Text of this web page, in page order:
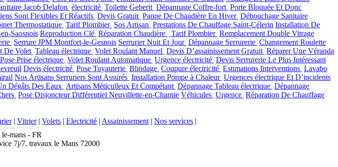
Jacob Delafon électricité Toilette Geberit Dépannage Coffre-fort Porte Bloquée Et Donc
Sont Flexibles Et Réactifs Devis Gratuit Panne De Chaudière En Hiver Débouchage Sanitaire
Thermostatique Tarif Plombier Sos Artisan Prestations De Chauffage Saint-Célerin Installation De
Saosnois Reproduction Clé Réparation Chaudière Tarif Plombier Remplacement Double Vitrage
Serrure JPM Montfort-le-Gesnois Serrurier Nuit Et Jour Dépannage Serrurerie Changement Roulette
De Volet Tableau électrique Volet Roulant Manuel Devis D’assainissement Gratuit Réparer Une Véranda
Pose Prise électrique Volet Roulant Automatique Urgence électricité Devis Serrurerie Le Plus Intéressant
Devis électricité Pose Tuyauterie Blindage Coupure électricité Estimations Interventions Lavabo
Nos Artisans Serruriers Sont Assurés Installation Pompe à Chaleur Urgences électrique Et D’incidents
Dégâts Des Eaux Artisans Méticulleux Et Compétant Dépannage Tableau électrique Dépannage
Pose Disjoncteur Différentiel Neuvillette-en-Charnie Véhicules Urgence Réparation De Chauffage
| Vitrier| Volets | Electricité | Assainissement| Nos services |
le-mans - FR
7j/7. travaux le Mans 72000